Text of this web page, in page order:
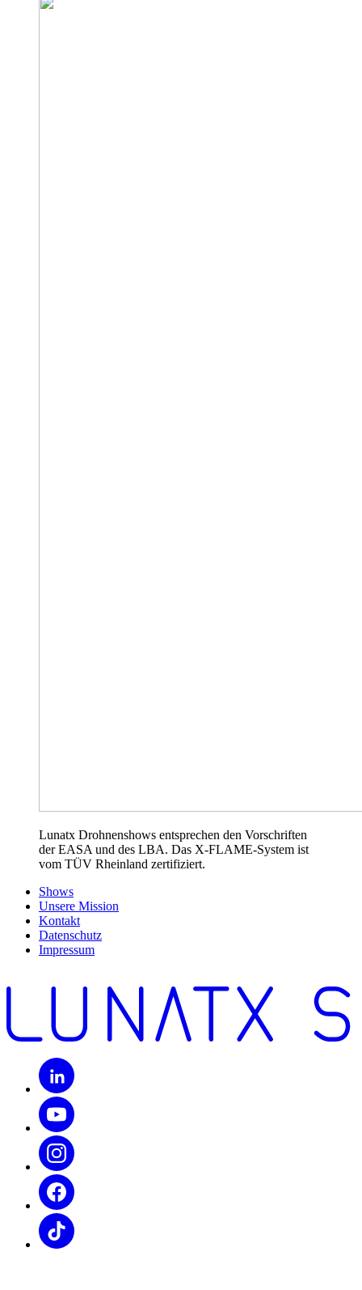
Lunatx Drohnenshows entsprechen den Vorschriften
der EASA und des LBA. Das X-FLAME-System ist
vom TÜV Rheinland zertifiziert.
Shows
Unsere Mission
Kontakt
Datenschutz
Impressum